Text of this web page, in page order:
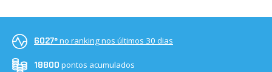
6027ºno ranking nos últimos 30 dias
18800 pontos acumulados